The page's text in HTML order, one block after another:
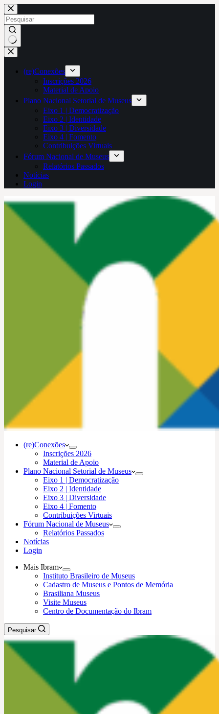
Pular
para
o
conteúdo
Sem
resultados
(re)Conexões
Inscrições 2026
Material de Apoio
Plano Nacional Setorial de Museus
Eixo 1 | Democratização
Eixo 2 | Identidade
Eixo 3 | Diversidade
Eixo 4 | Fomento
Contribuições Virtuais
Fórum Nacional de Museus
Relatórios Passados
Notícias
Login
(re)Conexões
Inscrições 2026
Material de Apoio
Plano Nacional Setorial de Museus
Eixo 1 | Democratização
Eixo 2 | Identidade
Eixo 3 | Diversidade
Eixo 4 | Fomento
Contribuições Virtuais
Fórum Nacional de Museus
Relatórios Passados
Notícias
Login
Mais Ibram
Instituto Brasileiro de Museus
Cadastro de Museus e Pontos de Memória
Brasiliana Museus
Visite Museus
Centro de Documentação do Ibram
Pesquisar